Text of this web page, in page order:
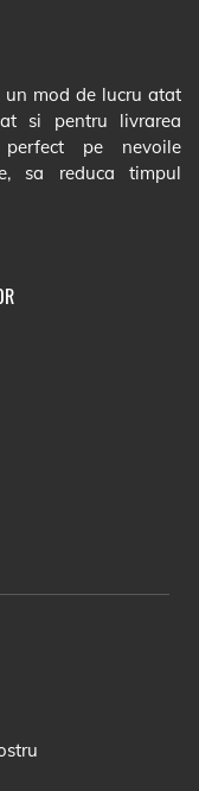
un mod de lucru atat
si pentru livrarea
pe nevoile
sa reduca timpul